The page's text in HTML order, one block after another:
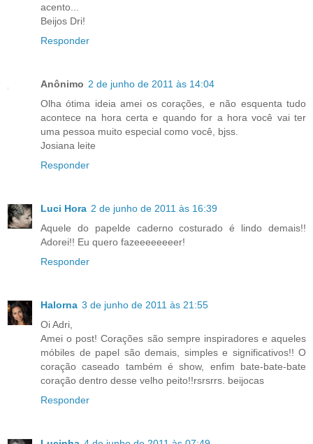
acento...
Beijos Dri!
Responder
Anônimo 2 de junho de 2011 às 14:04
Olha ótima ideia amei os corações, e não esquenta tudo
acontece na hora certa e quando for a hora você vai ter
uma pessoa muito especial como você, bjss.
Josiana leite
Responder
Luci Hora 2 de junho de 2011 às 16:39
Aquele do papelde caderno costurado é lindo demais!!
Adorei!! Eu quero fazeeeeeeeer!
Responder
Halorna 3 de junho de 2011 às 21:55
Oi Adri,
Amei o post! Corações são sempre inspiradores e aqueles
móbiles de papel são demais, simples e significativos!! O
coração caseado também é show, enfim bate-bate-bate
coração dentro desse velho peito!!rsrsrrs. beijocas
Responder